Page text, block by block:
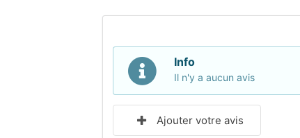
Info
Il n'y a aucun avis
Ajouter votre avis